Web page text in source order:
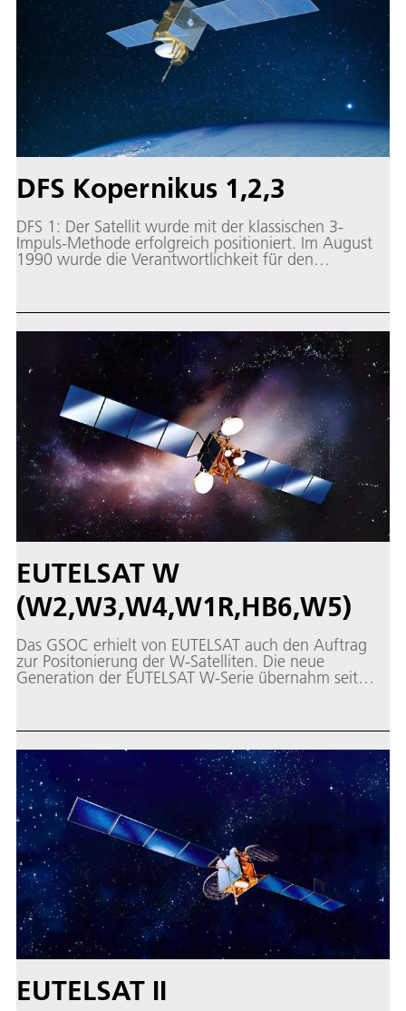
DFS Kopernikus 1,2,3
DFS 1: Der Satellit wurde mit der klassischen 3-
Impuls-Methode erfolgreich positioniert. Im August
1990 wurde die Verantwortlichkeit für den
EUTELSAT W
(W2,W3,W4,W1R,HB6,W5)
Das GSOC erhielt von EUTELSAT auch den Auftrag
zur Positonierung der W-Satelliten. Die neue
Generation der EUTELSAT W-Serie übernahm seit
EUTELSAT II